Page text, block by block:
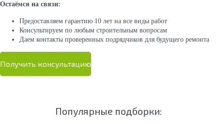
Остаёмся на связи:
Предоставляем гарантию 10 лет на все виды работ
Консультируем по любым строительным вопросам
Даем контакты проверенных подрядчиков для будущего ремонта
Получить консультацию
Популярные подборки: